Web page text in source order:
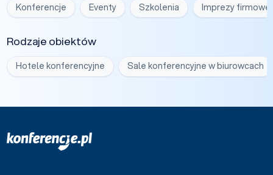
Konferencje Eventy Szkolenia Imprezy firmowe
Rodzaje obiektów
Hotele konferencyjne Sale konferencyjne w biurowcach